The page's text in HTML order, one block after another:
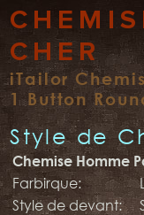
CHER
iTailor
1 Button
Style de
Chemise Homme
Farbirque:
Style de devant: